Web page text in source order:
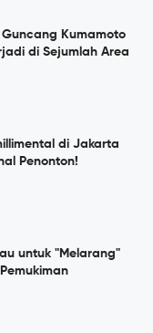
Kumamoto
di Sejumlah Area
di Jakarta
Penonton!
untuk "Melarang"